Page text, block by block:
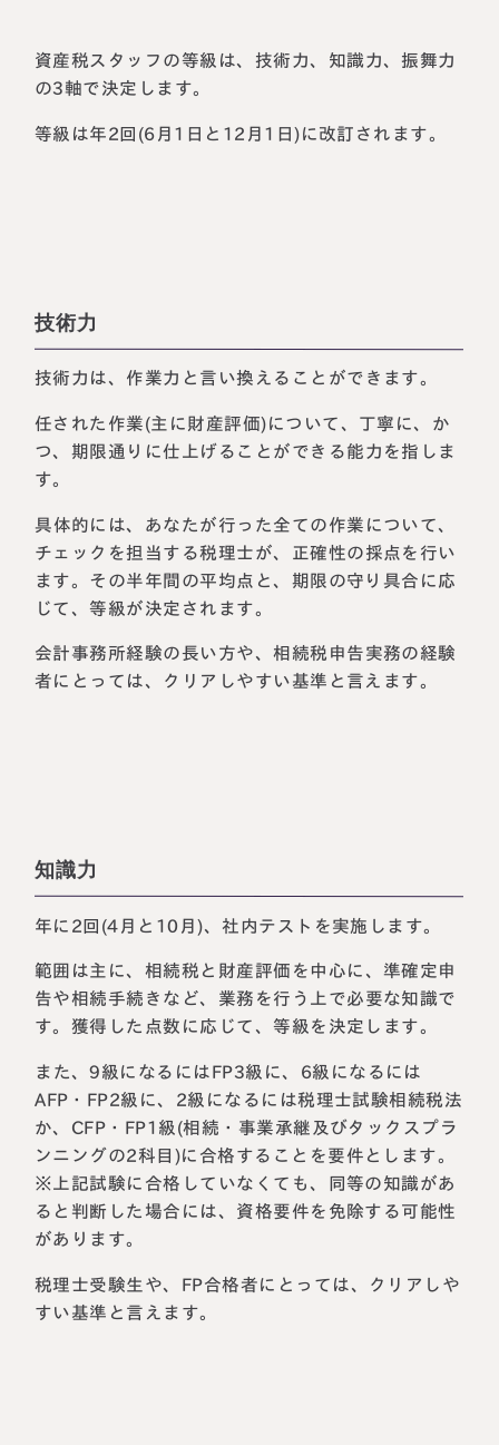
資産税スタッフの等級は、技術力、知識力、振舞力
の3軸で決定します。
等級は年2回(6月1日と12月1日)に改訂されます。
技術力
技術力は、作業力と言い換えることができます。
任された作業(主に財産評価)について、丁寧に、か
つ、期限通りに仕上げることができる能力を指しま
す。
具体的には、あなたが行った全ての作業について、
チェックを担当する税理士が、正確性の採点を行い
ます。その半年間の平均点と、期限の守り具合に応
じて、等級が決定されます。
会計事務所経験の長い方や、相続税申告実務の経験
者にとっては、クリアしやすい基準と言えます。
知識力
年に2回(4月と10月)、社内テストを実施します。
範囲は主に、相続税と財産評価を中心に、準確定申
告や相続手続きなど、業務を行う上で必要な知識で
す。獲得した点数に応じて、等級を決定します。
また、9級になるにはFP3級に、6級になるには
AFP・FP2級に、2級になるには税理士試験相続税法
か、CFP・FP1級(相続・事業承継及びタックスプラ
ンニングの2科目)に合格することを要件とします。
※上記試験に合格していなくても、同等の知識があ
ると判断した場合には、資格要件を免除する可能性
があります。
税理士受験生や、FP合格者にとっては、クリアしや
すい基準と言えます。